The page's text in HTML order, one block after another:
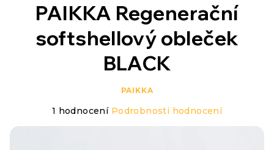
PAIKKA Regenerační
softshellový obleček
BLACK
PAIKKA
Průměrné
1 hodnocení Podrobnosti hodnocení